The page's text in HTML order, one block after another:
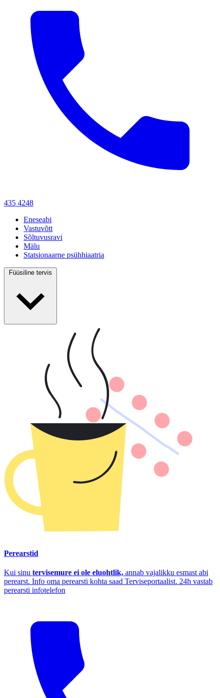
435 4248
Eneseabi
Vastuvõtt
Sõltuvusravi
Mälu
Statsionaarne psühhiaatria
Füüsiline tervis
Perearstid
Kui sinu tervisemure ei ole eluohtlik, annab vajalikku esmast abi
perearst. Info oma perearsti kohta saad Terviseportaalist. 24h vastab
perearsti infotelefon